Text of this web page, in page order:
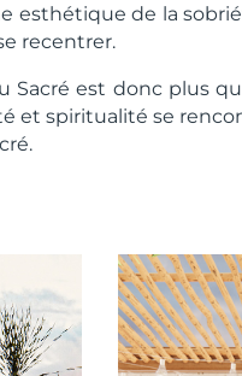
esthétique de la
recentrer.
Sacré est donc plus
et spiritualité se